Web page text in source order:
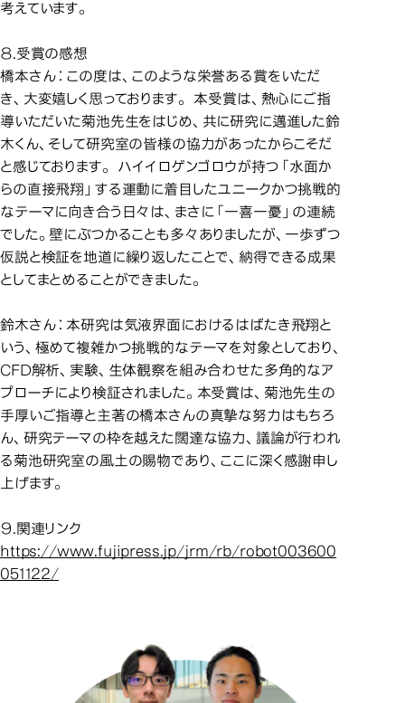
考えています。
８.受賞の感想
橋本さん：この度は、このような栄誉ある賞をいただ
き、大変嬉しく思っております。 本受賞は、熱心にご指
導いただいた菊池先生をはじめ、共に研究に邁進した鈴
木くん、そして研究室の皆様の協力があったからこそだ
と感じております。 ハイイロゲンゴロウが持つ「水面か
らの直接飛翔」する運動に着目したユニークかつ挑戦的
なテーマに向き合う日々は、まさに「一喜一憂」の連続
でした。壁にぶつかることも多々ありましたが、一歩ずつ
仮説と検証を地道に繰り返したことで、納得できる成果
としてまとめることができました。
鈴木さん：本研究は気液界面におけるはばたき飛翔と
いう、極めて複雑かつ挑戦的なテーマを対象としており、
CFD解析、実験、生体観察を組み合わせた多角的なア
プローチにより検証されました。本受賞は、菊池先生の
手厚いご指導と主著の橋本さんの真摯な努力はもちろ
ん、研究テーマの枠を越えた闊達な協力、議論が行われ
る菊池研究室の風土の賜物であり、ここに深く感謝申し
上げます。
９.関連リンク
https://www.fujipress.jp/jrm/rb/robot003600
051122/